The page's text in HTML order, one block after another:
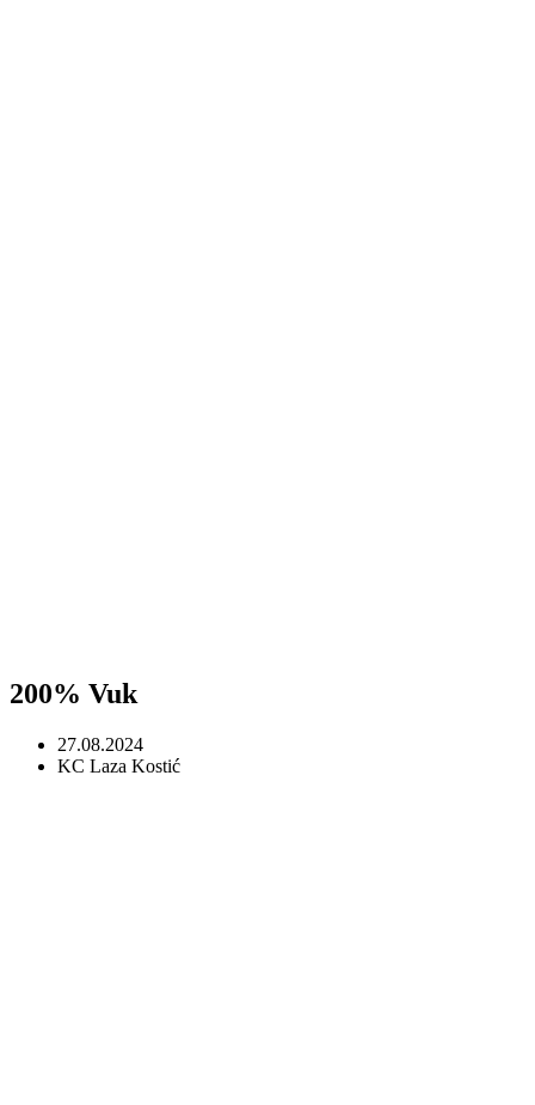
200% Vuk
27.08.2024
KC Laza Kostić